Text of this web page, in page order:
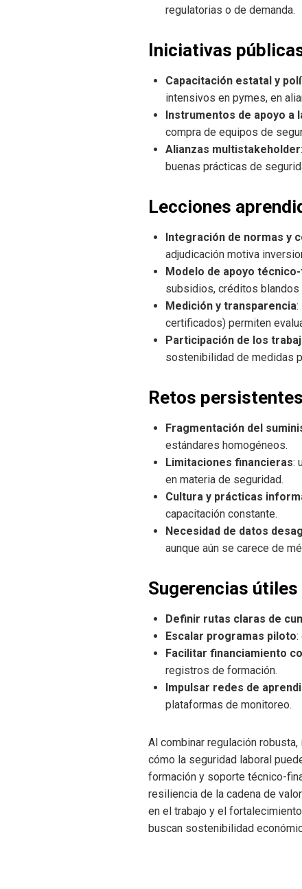
regulatorias o de demanda.
Iniciativas
Capacitación estatal y
intensivos en pymes, en
Instrumentos de apoyo a
compra de equipos de
Alianzas multistakeholder
buenas prácticas de
Lecciones
Integración de normas y
adjudicación motiva
Modelo de apoyo
subsidios, créditos blandos
Medición y transparencia:
certificados) permiten
Participación de los
sostenibilidad de medidas
Retos persistentes
Fragmentación del
estándares homogéneos.
Limitaciones financieras:
en materia de seguridad.
Cultura y prácticas
capacitación constante.
Necesidad de datos
aunque aún se carece de
Sugerencias
Definir rutas claras de
Escalar programas piloto:
Facilitar financiamiento
registros de formación.
Impulsar redes de
plataformas de monitoreo.
Al combinar regulación
cómo la seguridad laboral
formación y soporte técnico-
resiliencia de la cadena de
en el trabajo y el
buscan sostenibilidad